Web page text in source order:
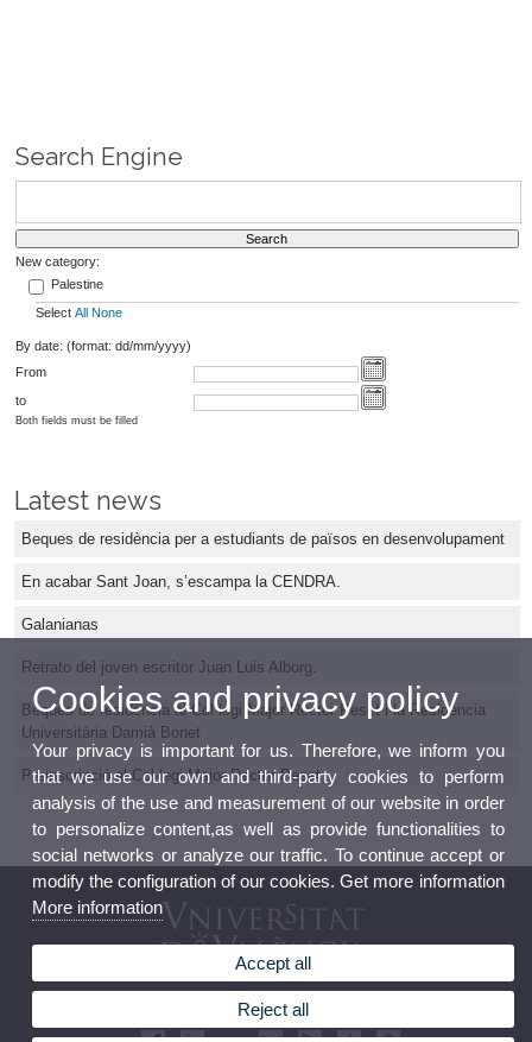
Search Engine
New category:
Palestine
Select All None
By date: (format: dd/mm/yyyy)
From
to
Both fields must be filled
Latest news
Beques de residència per a estudiants de països en desenvolupament
En acabar Sant Joan, s’escampa la CENDRA.
Galanianas
Retrato del joven escritor Juan Luis Alborg.
Beques de residència al Col·legi Major Rector Peset i la Residència
Universitària Damià Bonet
Preinscripció al Col·legi Major Rector Peset
Rector Peset Hall of Residence
Cookies and privacy policy
Your privacy is important for us. Therefore, we inform you
that we use our own and third-party cookies to perform
analysis of the use and measurement of our website in order
to personalize content,as well as provide functionalities to
social networks or analyze our traffic. To continue accept or
modify the configuration of our cookies. Get more information
More information
Accept all
Reject all